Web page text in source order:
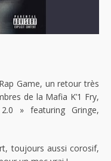
Game, un retour très
de la Mafia K’1 Fry,
» featuring Gringe,
toujours aussi corosif,